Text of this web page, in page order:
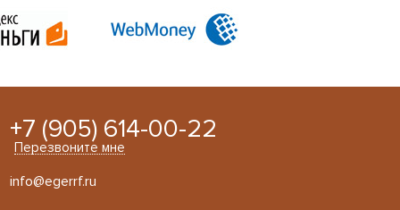
+7 (905) 614-00-22
Перезвоните мне
info@egerrf.ru